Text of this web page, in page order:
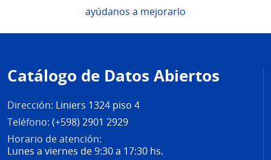
ayúdanos a mejorarlo
de
página
Catálogo de Datos Abiertos
Dirección: Liniers 1324 piso 4
Teléfono: (+598) 2901 2929
Horario de atención:
Lunes a viernes de 9:30 a 17:30 hs.